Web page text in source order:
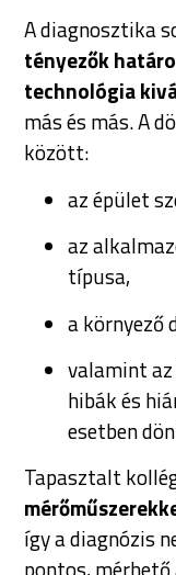
A diagnosztika
tényezők
technológia
más és más. A
között:
az épület
az
típusa,
a környező
valamint
hibák és
esetben
Tapasztalt
így a diagnózis